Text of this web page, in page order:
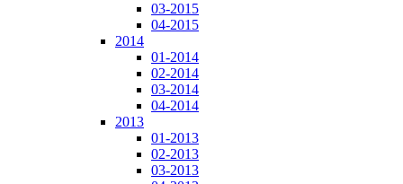
03-2015
04-2015
2014
01-2014
02-2014
03-2014
04-2014
2013
01-2013
02-2013
03-2013